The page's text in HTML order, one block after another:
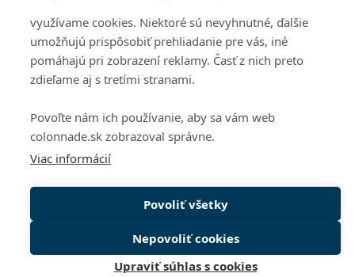
Copyright 2026 © Colonnade
+421 55 6826 222
naňZásady ochrany súkromiaa Zmluvné podmienky
spoločnosti Google.
využívame cookies. Niektoré sú nevyhnutné, ďalšie
umožňujú prispôsobiť prehliadanie pre vás, iné
pomáhajú pri zobrazení reklamy. Časť z nich preto
zdieľame aj s tretími stranami.
Povoľte nám ich používanie, aby sa vám web
colonnade.sk zobrazoval správne.
Viac informácií
Povoliť všetky
Nepovoliť cookies
Upraviť súhlas s cookies